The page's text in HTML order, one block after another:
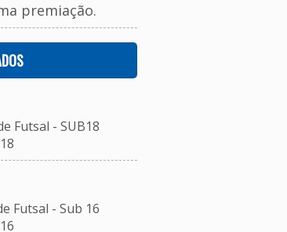
premiação.
Futsal - SUB18
Futsal - Sub 16